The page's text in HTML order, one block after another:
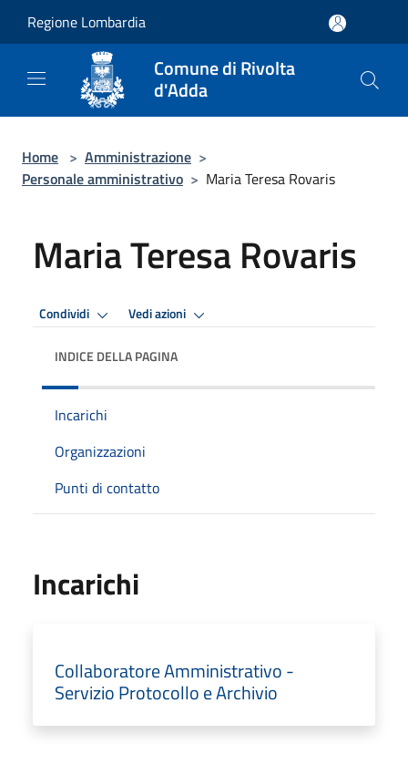
Regione Lombardia
Comune di Rivolta
d'Adda
Home > Amministrazione >
Personale amministrativo > Maria Teresa Rovaris
Maria Teresa Rovaris
Condividi Vedi azioni
INDICE DELLA PAGINA
Incarichi
Organizzazioni
Punti di contatto
Incarichi
Collaboratore Amministrativo -
Servizio Protocollo e Archivio